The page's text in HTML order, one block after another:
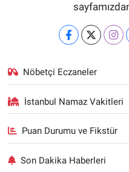
Nöbetçi Eczaneler
İstanbul Namaz Vakitleri
Puan Durumu ve Fikstür
Son Dakika Haberleri